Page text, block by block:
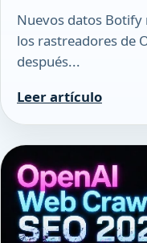
Nuevos datos
los rastreadores de
después...
Leer artículo